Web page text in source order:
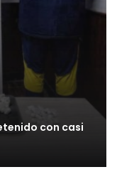
con casi